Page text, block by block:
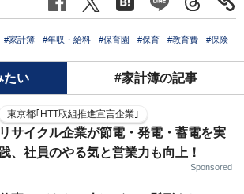
#家計簿 #年収・給料 #保育園 #保育 #教育費 #保険
たい #家計簿の記事
東京都｢HTT取組推進宣言企業｣
リサイクル企業が節電・発電・蓄電を実
践、社員のやる気と営業力も向上！
Sponsored